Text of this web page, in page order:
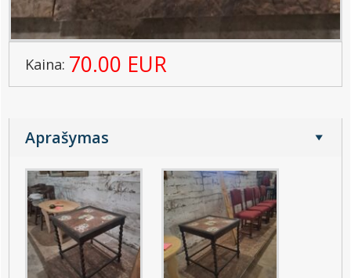
Kaina: 70.00 EUR
Aprašymas